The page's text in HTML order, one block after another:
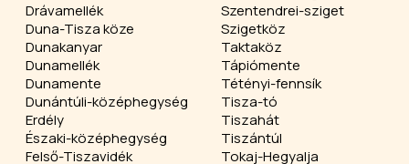
Drávamellék
Duna-Tisza köze
Dunakanyar
Dunamellék
Dunamente
Dunántúli-középhegység
Erdély
Északi-középhegység
Felső-Tiszavidék
Szentendrei-sziget
Szigetköz
Taktaköz
Tápiómente
Tétényi-fennsík
Tisza-tó
Tiszahát
Tiszántúl
Tokaj-Hegyalja